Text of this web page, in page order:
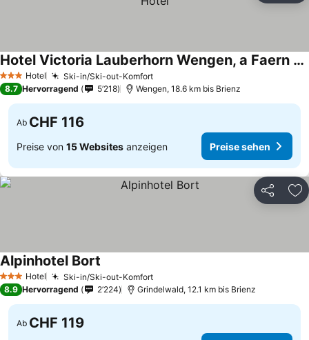
3 SterneHotel Ski-in/Ski-out-Komfort
Hotel Victoria Lauberhorn Wengen, a Faern Collection Hotel
8.7 Hervorragend 5’218 Wengen, 18.6 km bis Brienz
Ab CHF 116
Preise von 15 Websites anzeigen Preise sehen
Teilen
3 SterneHotel Ski-in/Ski-out-Komfort
Alpinhotel Bort
8.9 Hervorragend 2’224 Grindelwald, 12.1 km bis Brienz
Ab CHF 119